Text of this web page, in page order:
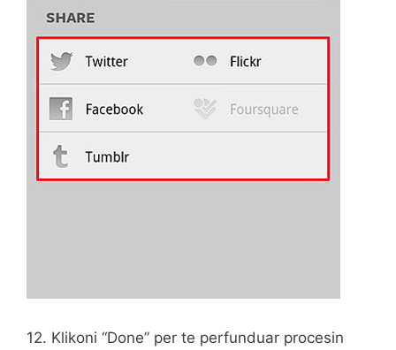
12. Klikoni “Done” per te perfunduar procesin